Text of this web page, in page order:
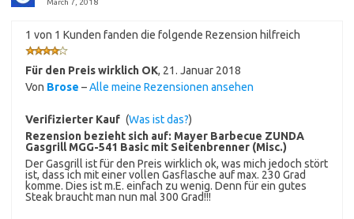
March 7, 2018
1 von 1 Kunden fanden die folgende Rezension hilfreich
Für den Preis wirklich OK, 21. Januar 2018
Von Brose –Alle meine Rezensionen ansehen
Verifizierter Kauf (Was ist das?)
Rezension bezieht sich auf: Mayer Barbecue ZUNDA
Gasgrill MGG-541 Basic mit Seitenbrenner (Misc.)
Der Gasgrill ist für den Preis wirklich ok, was mich jedoch stört
ist, dass ich mit einer vollen Gasflasche auf max. 230 Grad
komme. Dies ist m.E. einfach zu wenig. Denn für ein gutes
Steak braucht man nun mal 300 Grad!!!